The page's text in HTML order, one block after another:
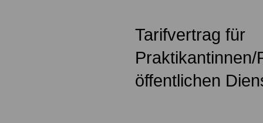
Tarifvertrag für
öffentlichen